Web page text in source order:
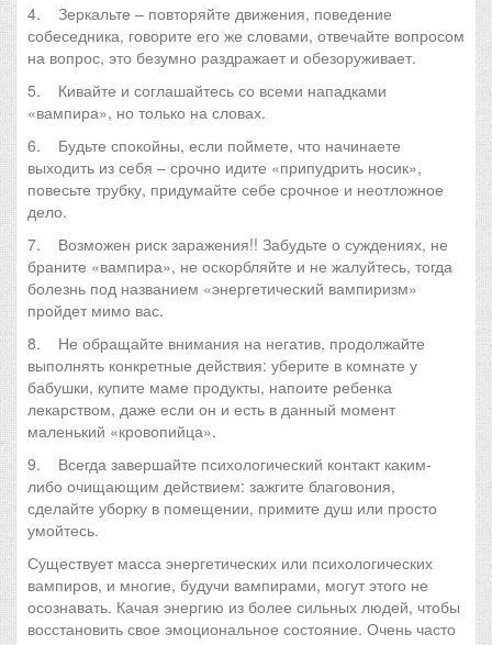
4. Зеркальте – повторяйте движения, поведение
собеседника, говорите его же словами, отвечайте вопросом
на вопрос, это безумно раздражает и обезоруживает.
5. Кивайте и соглашайтесь со всеми нападками
«вампира», но только на словах.
6. Будьте спокойны, если поймете, что начинаете
выходить из себя – срочно идите «припудрить носик»,
повесьте трубку, придумайте себе срочное и неотложное
дело.
7. Возможен риск заражения!! Забудьте о суждениях, не
браните «вампира», не оскорбляйте и не жалуйтесь, тогда
болезнь под названием «энергетический вампиризм»
пройдет мимо вас.
8. Не обращайте внимания на негатив, продолжайте
выполнять конкретные действия: уберите в комнате у
бабушки, купите маме продукты, напоите ребенка
лекарством, даже если он и есть в данный момент
маленький «кровопийца».
9. Всегда завершайте психологический контакт каким-
либо очищающим действием: зажгите благовония,
сделайте уборку в помещении, примите душ или просто
умойтесь.
Существует масса энергетических или психологических
вампиров, и многие, будучи вампирами, могут этого не
осознавать. Качая энергию из более сильных людей, чтобы
восстановить свое эмоциональное состояние. Очень часто